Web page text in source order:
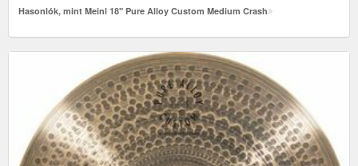
Hasonlók, mint Meinl 18" Pure Alloy Custom Medium Crash